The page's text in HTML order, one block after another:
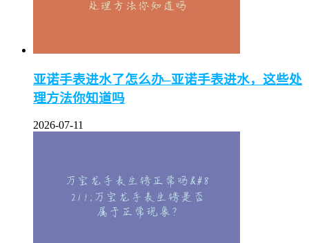
亚诺手表进水了怎么办–亚诺手表进水，这些处
理方法你知道吗
2026-07-11